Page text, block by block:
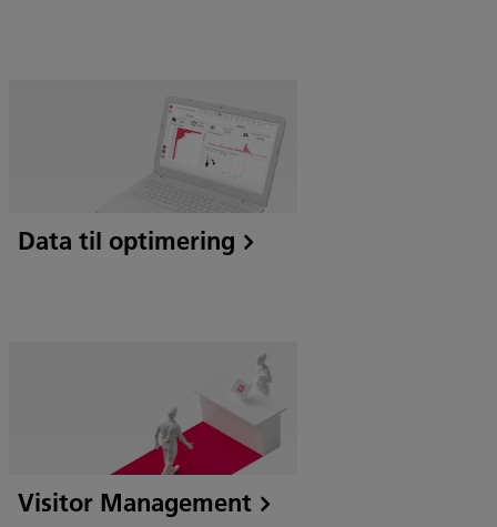
Data til optimering
Visitor Management